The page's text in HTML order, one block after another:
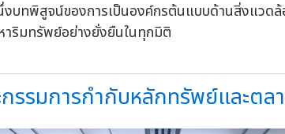
งบทพิสูจน์ของการเป็นองค์กรต้นแบบด้านสิ่งแวด
ริมทรัพย์อย่างยั่งยืนในทุกมิติ
รรมการกำกับหลักทรัพย์และต